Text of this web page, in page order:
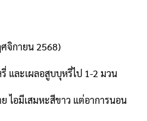
จิกายน 2568)
และเผลอสูบบุหรี่ไป 1-2 มวน
ไอมีเสมหะสีขาว แต่อาการนอน